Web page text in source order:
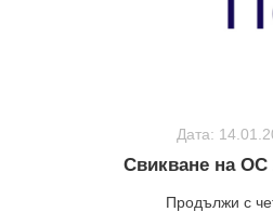
Дата:
Свикване на ОС
Продължи с